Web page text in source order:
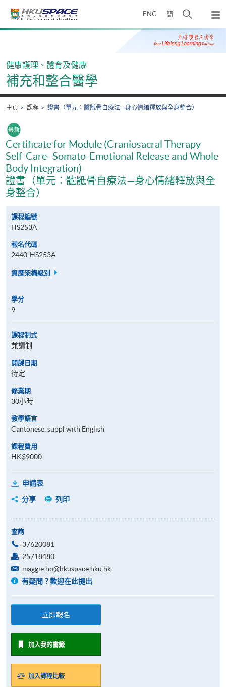
ENG 簡
開
搜
尋
彈
出
主
Main
健康護理、體育及健康
補充和整合醫學
主頁 課程 證書（單元：髗骶骨自療法—身心情緒釋放與全身整合）
Certificate for Module (Craniosacral Therapy
Self-Care- Somato-Emotional Release and Whole
Body Integration)
證書（單元：髗骶骨自療法—身心情緒釋放與全
身整合）
課程編號
HS253A
報名代碼
2440-HS253A
資歷架構級別
學分
9
課程制式
兼讀制
開課日期
待定
修業期
30小時
教學語言
Cantonese, suppl with English
課程費用
HK$9000
申請表
分享
列印
查詢
37620081
25718480
maggie.ho@hkuspace.hku.hk
有疑問？歡迎在此提出
立即報名
加入我的書籤
加入課程比較